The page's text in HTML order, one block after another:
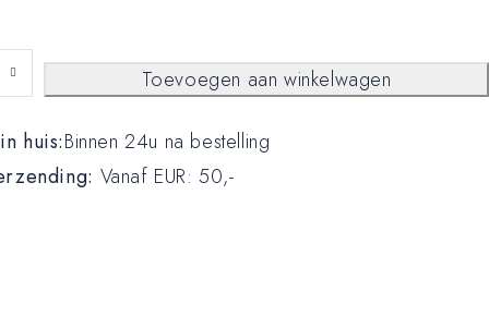
Toevoegen aan winkelwagen
huis:Binnen 24u na bestelling
Vanaf EUR: 50,-